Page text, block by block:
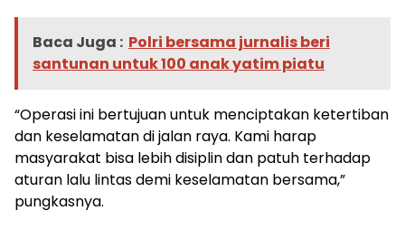
Baca Juga : Polri bersama jurnalis beri
santunan untuk 100 anak yatim piatu
“Operasi ini bertujuan untuk menciptakan ketertiban
dan keselamatan di jalan raya. Kami harap
masyarakat bisa lebih disiplin dan patuh terhadap
aturan lalu lintas demi keselamatan bersama,”
pungkasnya.